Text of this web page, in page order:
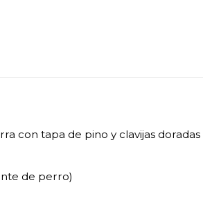
con tapa de pino y clavijas doradas
de perro)